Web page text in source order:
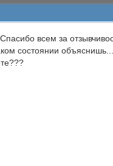
всем за
состоянии